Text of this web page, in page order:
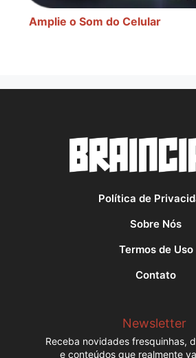
Amplie o Som do Celular
Política de
Sobre Nós
Termos de Uso
Contato
Newsletter
Receba novidades fresquinhas,
e conteúdos que realmente